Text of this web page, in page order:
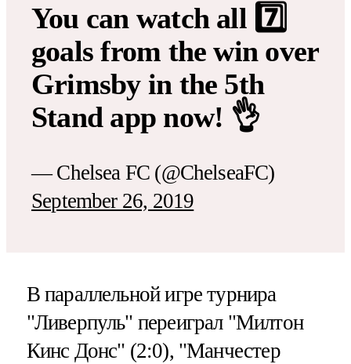
You can watch all 7️⃣
goals from the win over
Grimsby in the 5th
Stand app now! 👌
— Chelsea FC (@ChelseaFC)
September 26, 2019
В параллельной игре турнира
"Ливерпуль" переиграл "Милтон
Кинс Донс" (2:0), "Манчестер